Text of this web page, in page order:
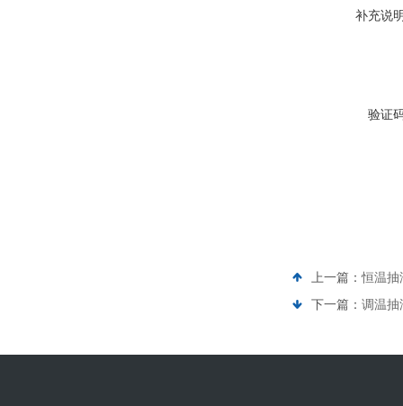
补充说
验证
上一篇：恒温抽
下一篇： 调温抽